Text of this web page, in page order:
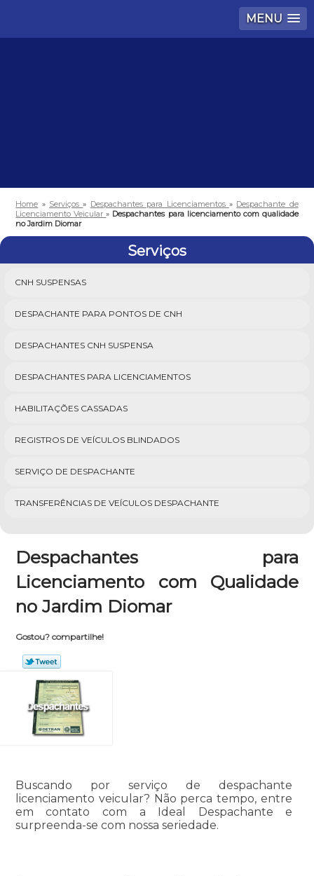
MENU
Home » Serviços» Despachantes para Licenciamentos » Despachante de
Licenciamento Veicular» Despachantes para licenciamento com qualidade
no Jardim Diomar
Serviços
CNH SUSPENSAS
DESPACHANTE PARA PONTOS DE CNH
DESPACHANTES CNH SUSPENSA
DESPACHANTES PARA LICENCIAMENTOS
HABILITAÇÕES CASSADAS
REGISTROS DE VEÍCULOS BLINDADOS
SERVIÇO DE DESPACHANTE
TRANSFERÊNCIAS DE VEÍCULOS DESPACHANTE
Despachantes para
Licenciamento com Qualidade
no Jardim Diomar
Gostou? compartilhe!
Buscando por serviço de despachante
licenciamento veicular? Não perca tempo, entre
em contato com a Ideal Despachante e
surpreenda-se com nossa seriedade.